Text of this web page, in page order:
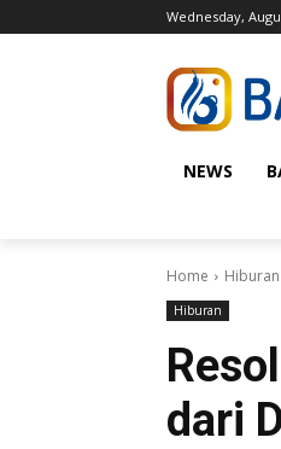
Wednesday,
NEWS
Home Hiburan
Hiburan
dari